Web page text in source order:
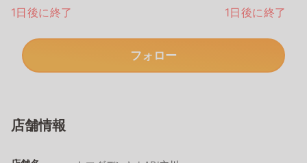
1日後に終了
1日後に終了
フォロー
店舗情報